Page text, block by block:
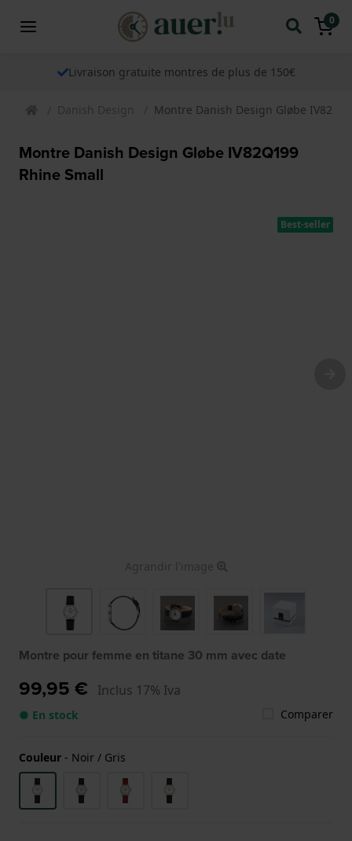
0
Livraison gratuite montres de plus de 150€
Danish Design Montre Danish Design Gløbe
Montre Danish Design Gløbe IV82Q199
Rhine Small
Best-seller
Agrandir l'image
Montre pour femme en titane 30 mm avec date
99,95 € Inclus 17% Iva
● En stock Comparer
Couleur - Noir / Gris